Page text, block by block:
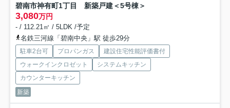
碧南市神有町1丁目 新築戸建＜5号棟＞
3,080万円
- / 112.21㎡ / 5LDK /予定
名鉄三河線「碧南中央」駅 徒歩29分
駐車2台可 プロパンガス
建設住宅性能評価書付
ウォークインクロゼット
システムキッチン
カウンターキッチン
新築